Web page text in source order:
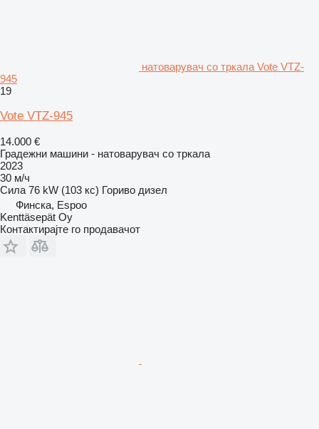
натоварувач со тркала Vote VTZ-
945
19
Vote VTZ-945
14.000 €
Градежни машини - натоварувач со тркала
2023
30 м/ч
Сила 76 kW (103 кс) Гориво дизел
Финска, Espoo
Kenttäsepät Oy
Контактирајте го продавачот